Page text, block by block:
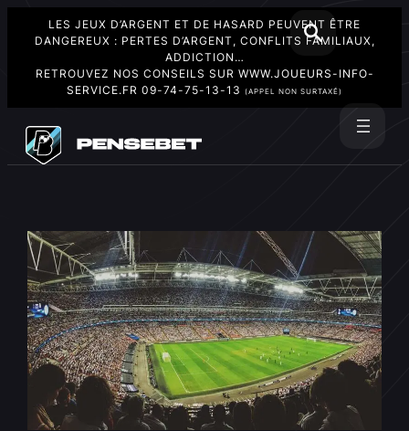
LES JEUX D’ARGENT ET DE HASARD PEUVENT ÊTRE
DANGEREUX : PERTES D’ARGENT, CONFLITS FAMILIAUX,
ADDICTION…
RETROUVEZ NOS CONSEILS SUR WWW.JOUEURS-INFO-
SERVICE.FR 09-74-75-13-13 (APPEL NON SURTAXÉ)
contenu